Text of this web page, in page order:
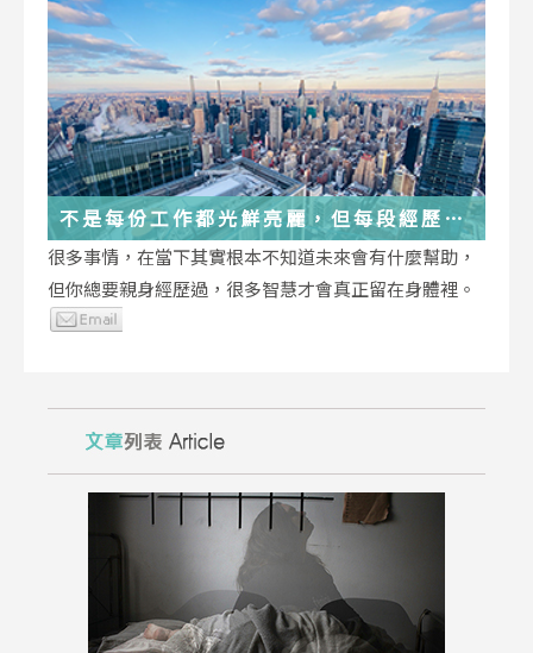
不是每份工作都光鮮亮麗，但每段經歷都
在偷偷改變你
很多事情，在當下其實根本不知道未來會有什麼幫助，
但你總要親身經歷過，很多智慧才會真正留在身體裡。